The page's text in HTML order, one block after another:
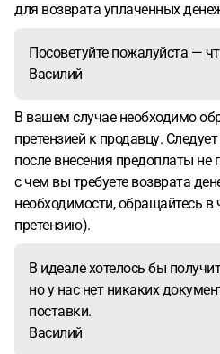
внесения предоплаты). Но на
поставщик задерживает
со слов, из г. Пензы), то
заявили, что поставщик
кухни, а фасадов в контейнере
следующего контейнера.Время
накаляется. За то время, что
уже заказать и получить кухню
поняли слишком поздно.
магазина, но у нас нет
поставки. Жена говорит, что
но насколько я понимаю, с
определенные трудности.
для возврата уплаченных
Посоветуйте пожалуйста —
Василий
В вашем случае необходимо
претензией к продавцу.
после внесения предоплаты не
с чем вы требуете возврата
необходимости, обращайтесь в
претензию).
В идеале хотелось бы
но у нас нет никаких
поставки.
Василий